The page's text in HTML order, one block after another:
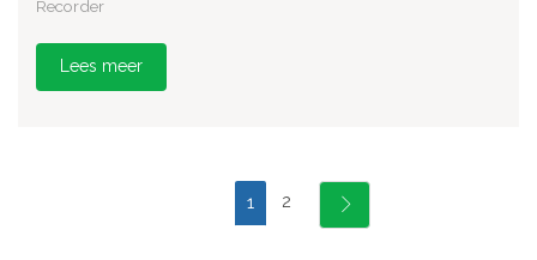
Recorder
Lees meer
1 2